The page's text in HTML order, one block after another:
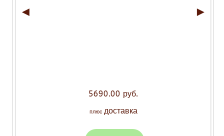
◄ ►
5690.00 руб.
плюс доставка